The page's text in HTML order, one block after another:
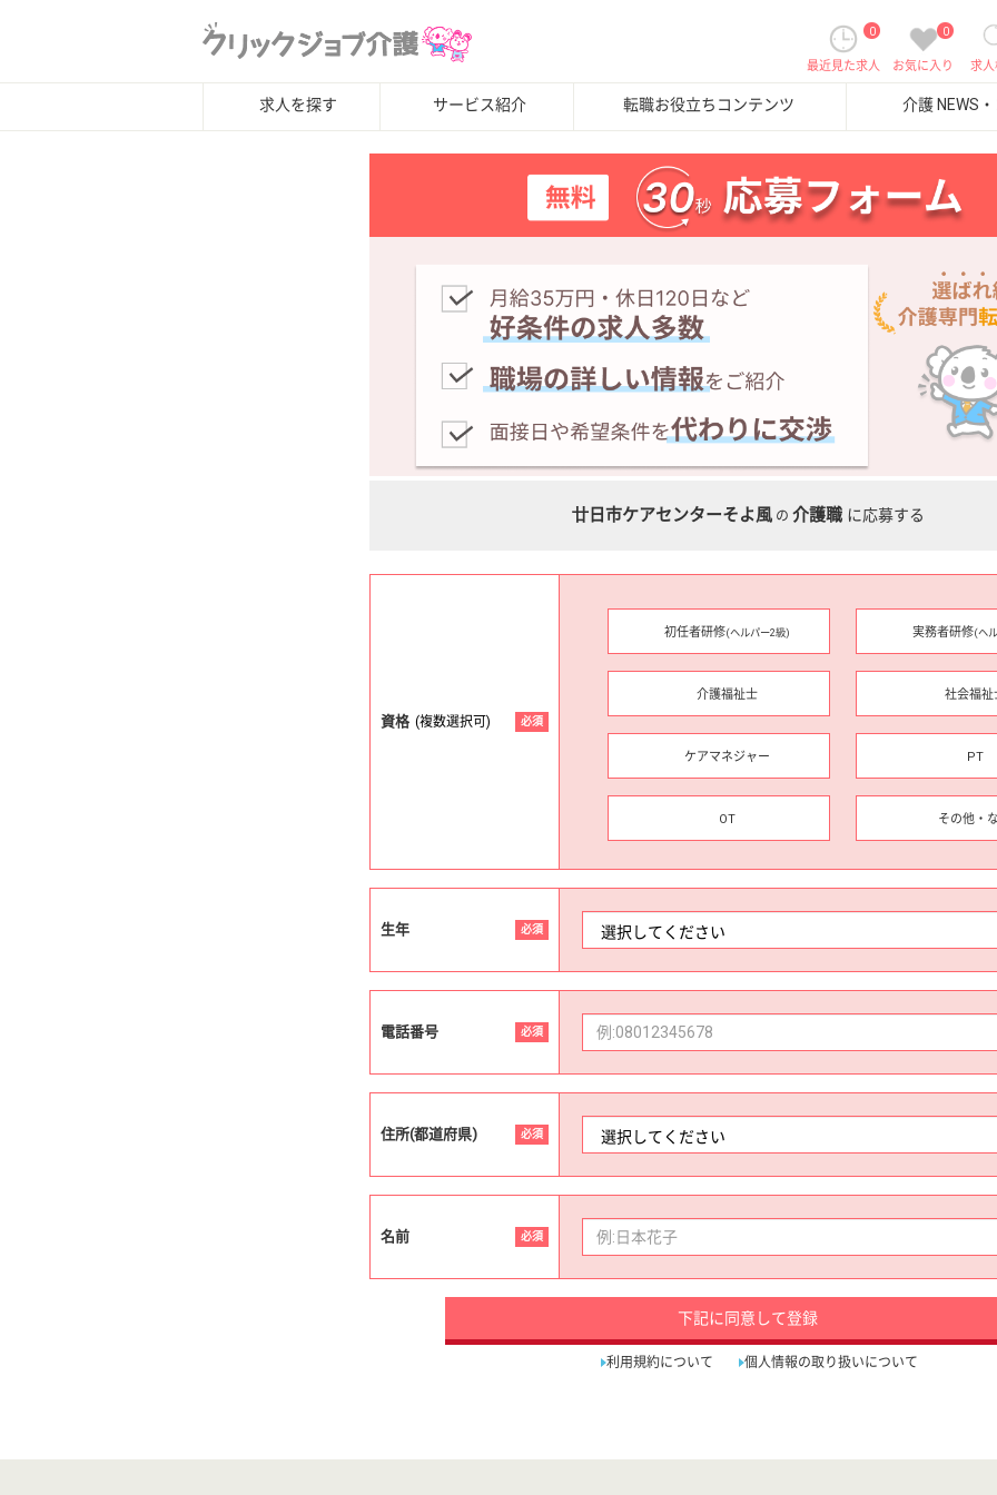
求
0
お気に入り
0
最近見た求人
求人を探す サービス紹介 転職お役立ちコンテンツ 介護 NEWS
廿日市ケアセンターそよ風の 介護職 に応募する
資格 (複数選択可) 必須
初任者研修(ヘルパー2級) 実務者研修(ヘ
介護福祉士 社会福祉
ケアマネジャー PT
OT その他・
生年 必須
電話番号 必須
住所(都道府県) 必須
名前 必須
下記に同意して登録
利用規約について 個人情報の取り扱いについて